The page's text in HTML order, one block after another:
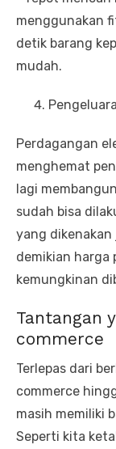
menggunakan
detik barang
mudah.
Perdagangan
menghemat
lagi
sudah bisa
yang
demikian harga
kemungkinan
Tantangan
commerce
Terlepas dari
commerce
masih memiliki
Seperti kita